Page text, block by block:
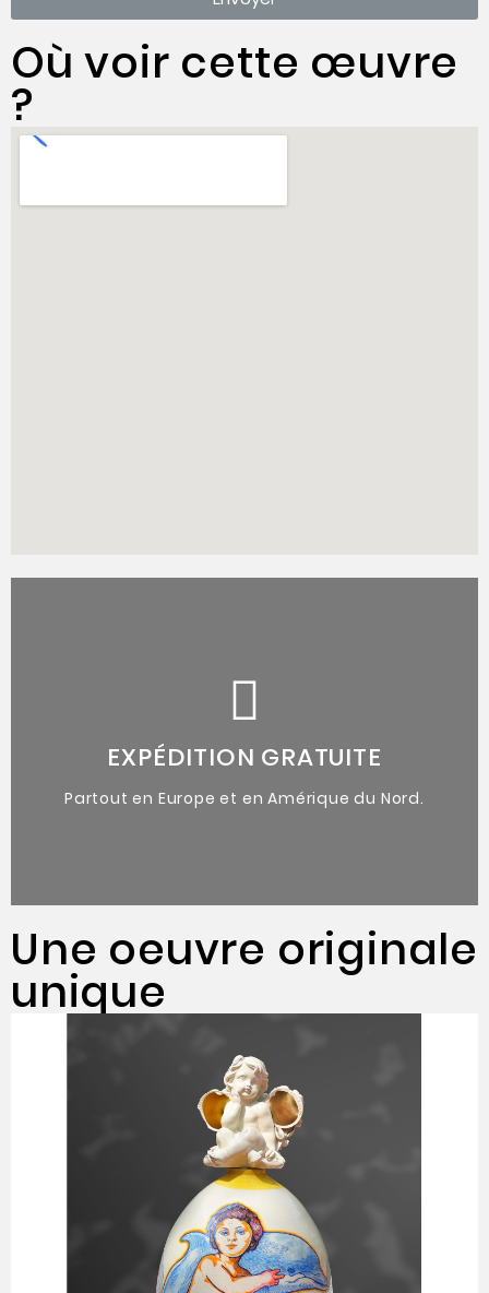
Où voir cette œuvre
?
EXPÉDITION GRATUITE
Partout en Europe et en Amérique du Nord.
Oeuvres originales uniques
Une oeuvre originale
unique